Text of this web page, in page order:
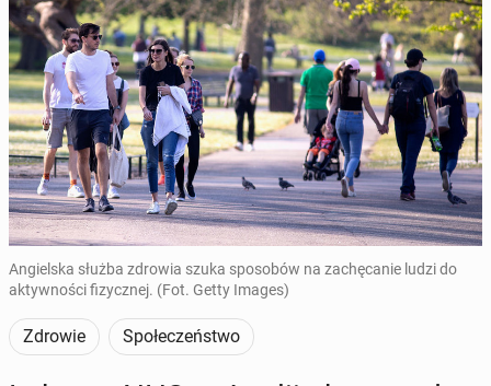
Angielska służba zdrowia szuka sposobów na zachęcanie ludzi do
aktywności fizycznej. (Fot. Getty Images)
Zdrowie Społeczeństwo